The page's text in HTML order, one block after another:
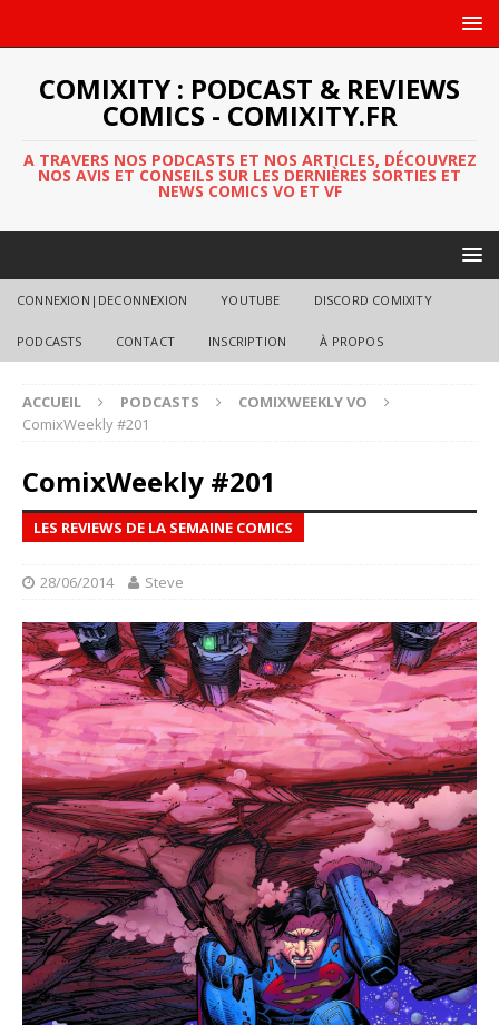
COMIXITY : PODCAST & REVIEWS
COMICS - COMIXITY.FR
A TRAVERS NOS PODCASTS ET NOS ARTICLES, DÉCOUVREZ
NOS AVIS ET CONSEILS SUR LES DERNIÈRES SORTIES ET
NEWS COMICS VO ET VF
CONNEXION|DECONNEXION YOUTUBE DISCORD COMIXITY
PODCASTS CONTACT INSCRIPTION À PROPOS
ACCUEIL PODCASTS
COMIXWEEKLY VO
ComixWeekly #201
ComixWeekly #201
LES REVIEWS DE LA SEMAINE COMICS
28/06/2014 Steve